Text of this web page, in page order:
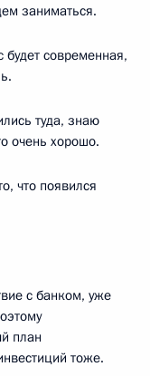
заниматься.
будет современная,
туда, знаю
очень хорошо.
что появился
с банком, уже
план
тоже.